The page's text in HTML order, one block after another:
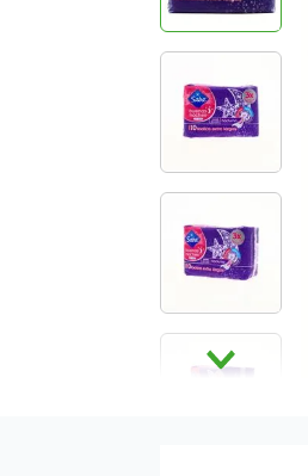
galletas
shampoo
azucar